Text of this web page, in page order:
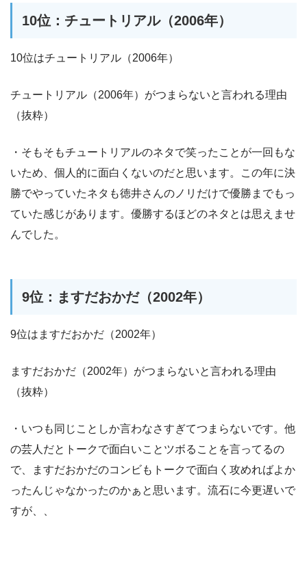
10位：チュートリアル（2006年）
10位はチュートリアル（2006年）
チュートリアル（2006年）がつまらないと言われる理由
（抜粋）
・そもそもチュートリアルのネタで笑ったことが一回もな
いため、個人的に面白くないのだと思います。この年に決
勝でやっていたネタも徳井さんのノリだけで優勝までもっ
ていた感じがあります。優勝するほどのネタとは思えませ
んでした。
9位：ますだおかだ（2002年）
9位はますだおかだ（2002年）
ますだおかだ（2002年）がつまらないと言われる理由
（抜粋）
・いつも同じことしか言わなさすぎてつまらないです。他
の芸人だとトークで面白いことツボることを言ってるの
で、ますだおかだのコンビもトークで面白く攻めればよか
ったんじゃなかったのかぁと思います。流石に今更遅いで
すが、、